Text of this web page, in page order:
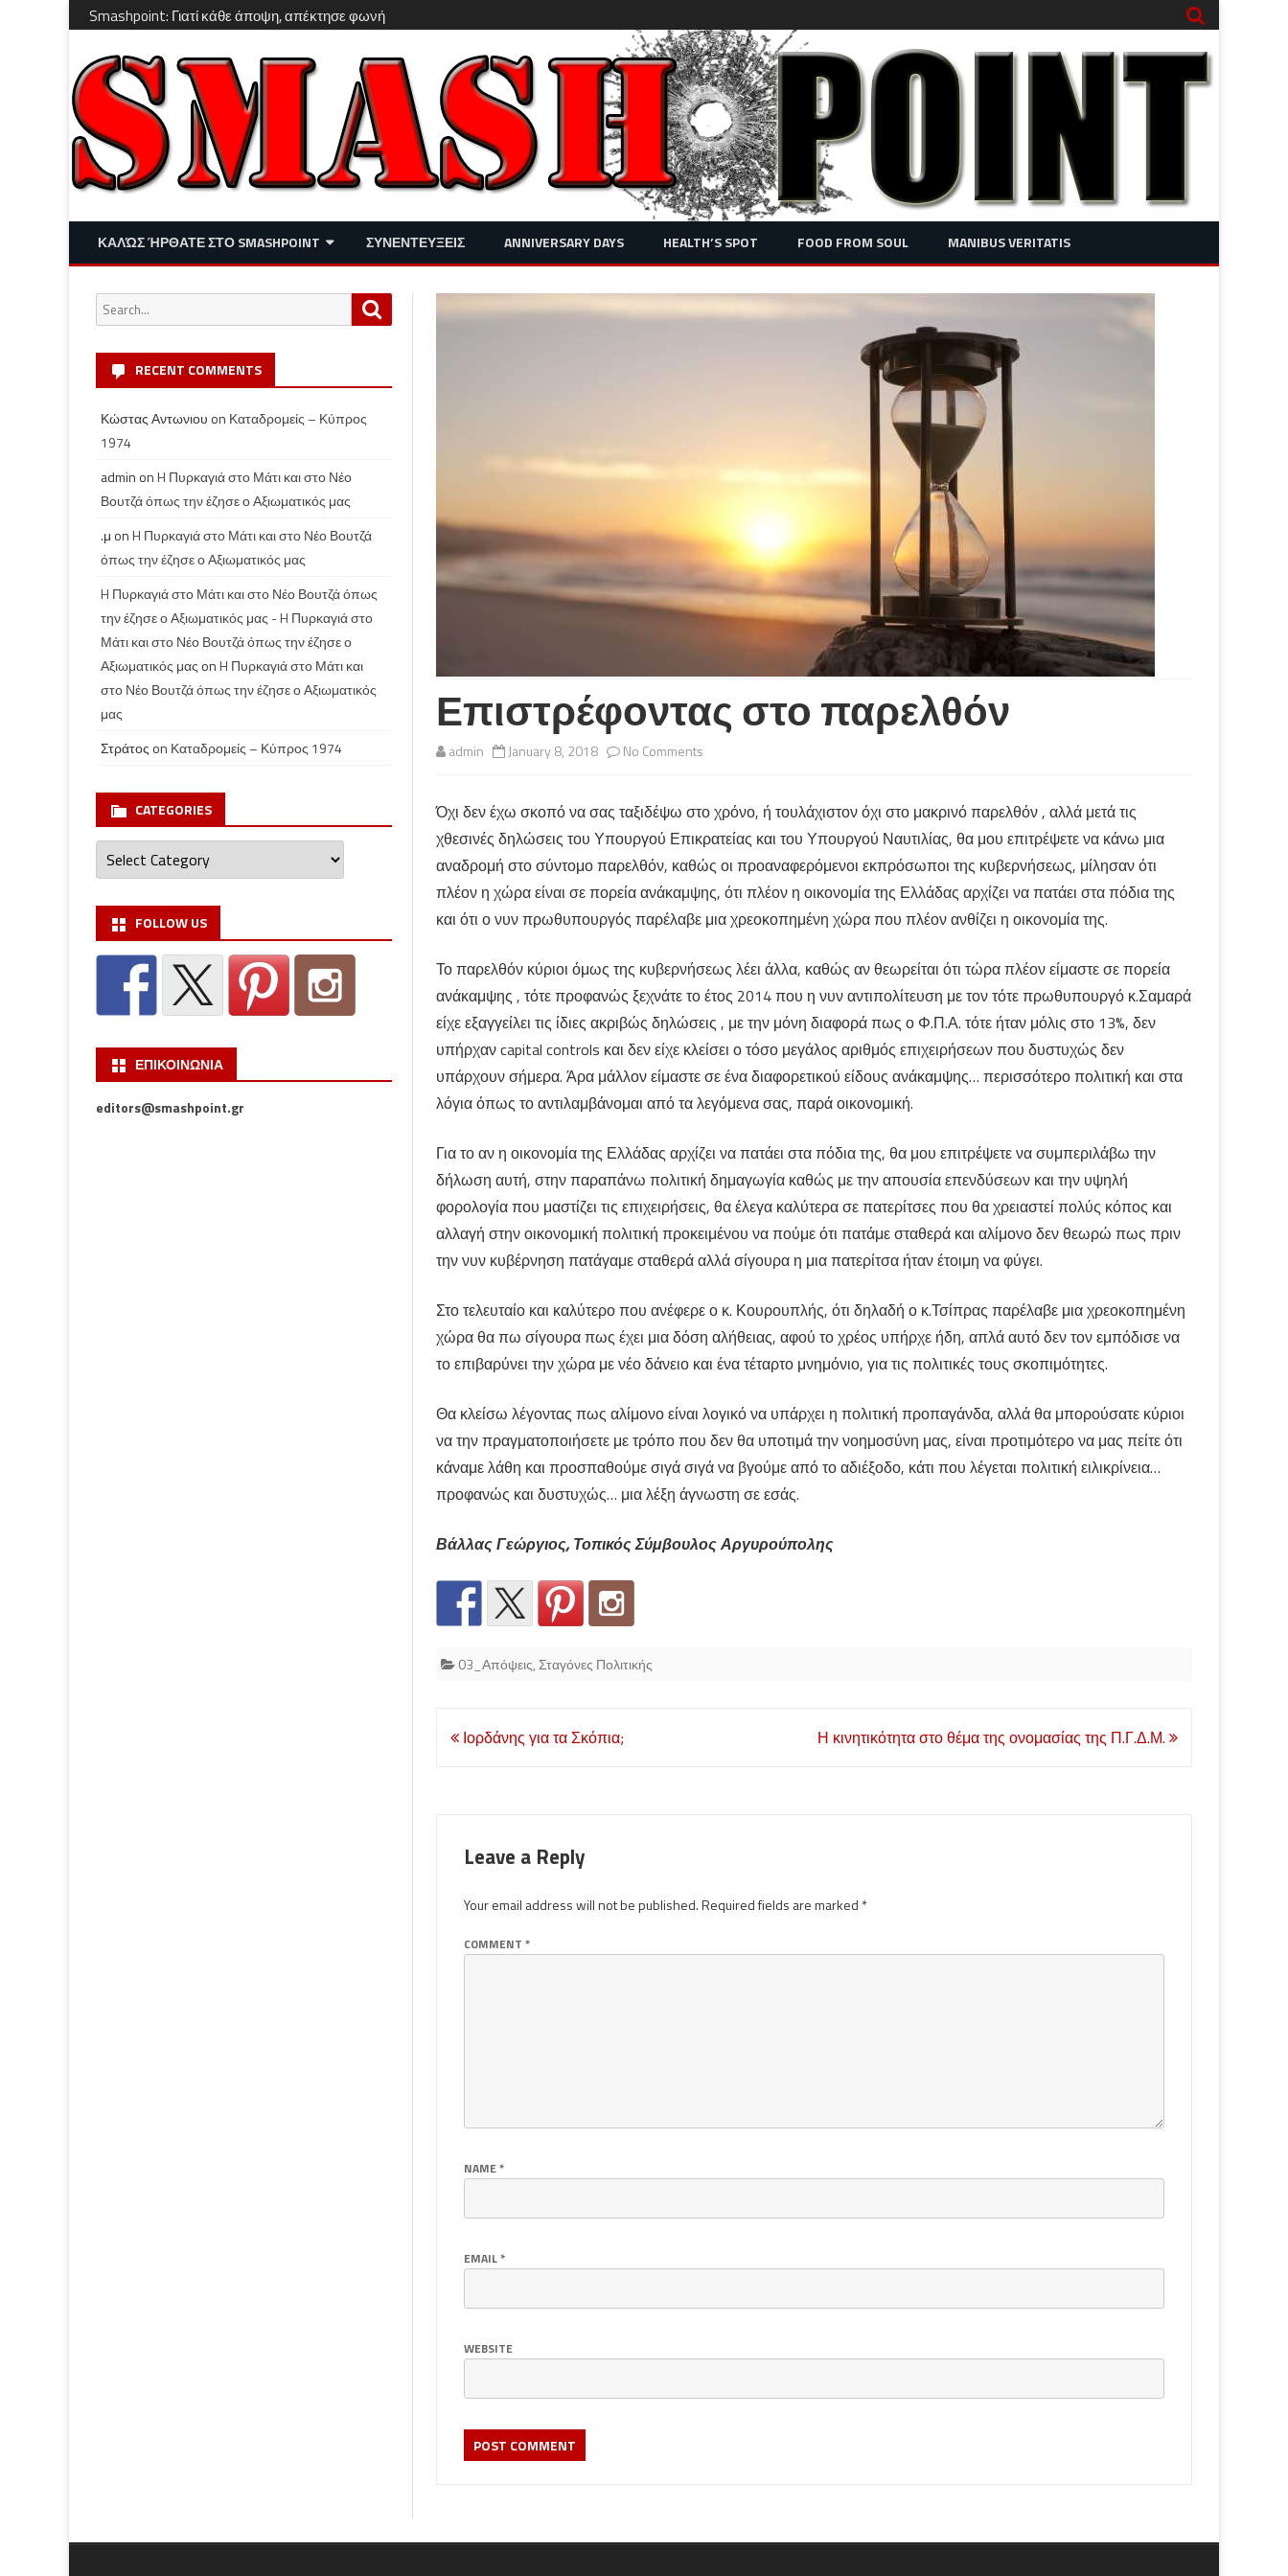
Smashpoint: Γιατί κάθε άποψη, απέκτησε φωνή
Skip
content
ΚΑΛΏΣ ΉΡΘΑΤΕ ΣΤΟ SMASHPOINT
ΔΙΑΣΚΈΔΑΣΗ – LIFESTYLE
ΣΥΝΕΝΤΕΥΞΕΙΣ ANNIVERSARY DAYS HEALTH’S SPOT FOOD FROM SOUL MANIBUS VERITATIS
Επιστρέφοντας στο παρελθόν
admin January 8, 2018 No Commentson
στο
παρελθόν
Όχι δεν έχω σκοπό να σας ταξιδέψω στο χρόνο, ή τουλάχιστον όχι στο μακρινό παρελθόν , αλλά μετά τις
χθεσινές δηλώσεις του Υπουργού Επικρατείας και του Υπουργού Ναυτιλίας, θα μου επιτρέψετε να κάνω μια
αναδρομή στο σύντομο παρελθόν, καθώς οι προαναφερόμενοι εκπρόσωποι της κυβερνήσεως, μίλησαν ότι
πλέον η χώρα είναι σε πορεία ανάκαμψης, ότι πλέον η οικονομία της Ελλάδας αρχίζει να πατάει στα πόδια της
και ότι ο νυν πρωθυπουργός παρέλαβε μια χρεοκοπημένη χώρα που πλέον ανθίζει η οικονομία της.
Το παρελθόν κύριοι όμως της κυβερνήσεως λέει άλλα, καθώς αν θεωρείται ότι τώρα πλέον είμαστε σε πορεία
ανάκαμψης , τότε προφανώς ξεχνάτε το έτος 2014 που η νυν αντιπολίτευση με τον τότε πρωθυπουργό κ.Σαμαρά
είχε εξαγγείλει τις ίδιες ακριβώς δηλώσεις , με την μόνη διαφορά πως ο Φ.Π.Α. τότε ήταν μόλις στο 13%, δεν
υπήρχαν capital controls και δεν είχε κλείσει ο τόσο μεγάλος αριθμός επιχειρήσεων που δυστυχώς δεν
υπάρχουν σήμερα. Άρα μάλλον είμαστε σε ένα διαφορετικού είδους ανάκαμψης… περισσότερο πολιτική και στα
λόγια όπως το αντιλαμβάνομαι από τα λεγόμενα σας, παρά οικονομική.
Για το αν η οικονομία της Ελλάδας αρχίζει να πατάει στα πόδια της, θα μου επιτρέψετε να συμπεριλάβω την
δήλωση αυτή, στην παραπάνω πολιτική δημαγωγία καθώς με την απουσία επενδύσεων και την υψηλή
φορολογία που μαστίζει τις επιχειρήσεις, θα έλεγα καλύτερα σε πατερίτσες που θα χρειαστεί πολύς κόπος και
αλλαγή στην οικονομική πολιτική προκειμένου να πούμε ότι πατάμε σταθερά και αλίμονο δεν θεωρώ πως πριν
την νυν κυβέρνηση πατάγαμε σταθερά αλλά σίγουρα η μια πατερίτσα ήταν έτοιμη να φύγει.
Στο τελευταίο και καλύτερο που ανέφερε ο κ. Κουρουπλής, ότι δηλαδή ο κ.Τσίπρας παρέλαβε μια χρεοκοπημένη
χώρα θα πω σίγουρα πως έχει μια δόση αλήθειας, αφού το χρέος υπήρχε ήδη, απλά αυτό δεν τον εμπόδισε να
το επιβαρύνει την χώρα με νέο δάνειο και ένα τέταρτο μνημόνιο, για τις πολιτικές τους σκοπιμότητες.
Θα κλείσω λέγοντας πως αλίμονο είναι λογικό να υπάρχει η πολιτική προπαγάνδα, αλλά θα μπορούσατε κύριοι
να την πραγματοποιήσετε με τρόπο που δεν θα υποτιμά την νοημοσύνη μας, είναι προτιμότερο να μας πείτε ότι
κάναμε λάθη και προσπαθούμε σιγά σιγά να βγούμε από το αδιέξοδο, κάτι που λέγεται πολιτική ειλικρίνεια…
προφανώς και δυστυχώς… μια λέξη άγνωστη σε εσάς.
Βάλλας Γεώργιος, Τοπικός Σύμβουλος Αργυρούπολης
03_Απόψεις,Σταγόνες Πολιτικής
Post
Ιορδάνης για τα Σκόπια; Η κινητικότητα στο θέμα της ονομασίας της Π.Γ.Δ.Μ.
Leave a Reply
Your email address will not be published.Required fields are marked *
COMMENT *
NAME*
EMAIL*
WEBSITE
Search
for:
RECENT COMMENTS
Κώστας Αντωνιου on Καταδρομείς – Κύπρος
1974
admin onH Πυρκαγιά στο Μάτι και στο Νέο
Βουτζά όπως την έζησε ο Αξιωματικός μας
.μ onH Πυρκαγιά στο Μάτι και στο Νέο Βουτζά
όπως την έζησε ο Αξιωματικός μας
H Πυρκαγιά στο Μάτι και στο Νέο Βουτζά όπως
την έζησε ο Αξιωματικός μας - H Πυρκαγιά στο
Μάτι και στο Νέο Βουτζά όπως την έζησε ο
Αξιωματικός μας onH Πυρκαγιά στο Μάτι και
στο Νέο Βουτζά όπως την έζησε ο Αξιωματικός
μας
Στράτος on Καταδρομείς – Κύπρος 1974
CATEGORIES
Categories
FOLLOW US
ΕΠΙΚΟΙΝΩΝΙΑ
editors@smashpoint.gr